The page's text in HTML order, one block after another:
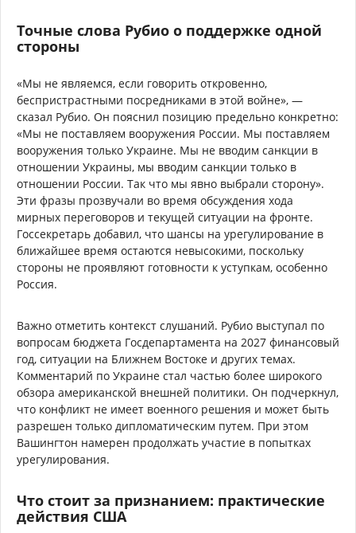
Точные слова Рубио о поддержке одной
стороны
«Мы не являемся, если говорить откровенно,
беспристрастными посредниками в этой войне», —
сказал Рубио. Он пояснил позицию предельно конкретно:
«Мы не поставляем вооружения России. Мы поставляем
вооружения только Украине. Мы не вводим санкции в
отношении Украины, мы вводим санкции только в
отношении России. Так что мы явно выбрали сторону».
Эти фразы прозвучали во время обсуждения хода
мирных переговоров и текущей ситуации на фронте.
Госсекретарь добавил, что шансы на урегулирование в
ближайшее время остаются невысокими, поскольку
стороны не проявляют готовности к уступкам, особенно
Россия.
Важно отметить контекст слушаний. Рубио выступал по
вопросам бюджета Госдепартамента на 2027 финансовый
год, ситуации на Ближнем Востоке и других темах.
Комментарий по Украине стал частью более широкого
обзора американской внешней политики. Он подчеркнул,
что конфликт не имеет военного решения и может быть
разрешен только дипломатическим путем. При этом
Вашингтон намерен продолжать участие в попытках
урегулирования.
Что стоит за признанием: практические
действия США